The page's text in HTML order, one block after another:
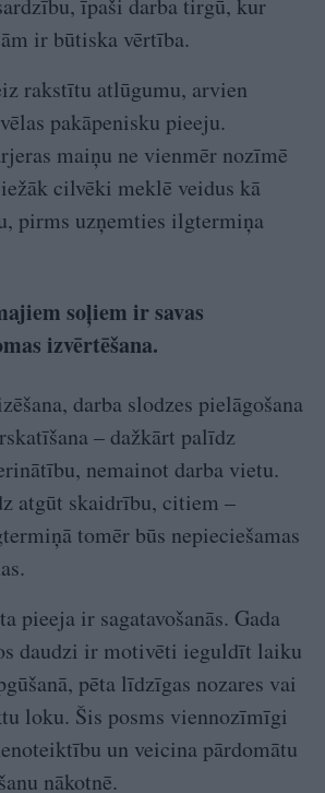
īpaši darba tirgū, kur
ir būtiska vērtība.
rakstītu atlūgumu, arvien
pakāpenisku pieeju.
maiņu ne vienmēr nozīmē
cilvēki meklē veidus kā
pirms uzņemties ilgtermiņa
soļiem ir savas
izvērtēšana.
darba slodzes pielāgošana
– dažkārt palīdz
nemainot darba vietu.
atgūt skaidrību, citiem –
tomēr būs nepieciešamas
pieeja ir sagatavošanās. Gada
daudzi ir motivēti ieguldīt laiku
pēta līdzīgas nozares vai
loku. Šis posms viennozīmīgi
un veicina pārdomātu
nākotnē.